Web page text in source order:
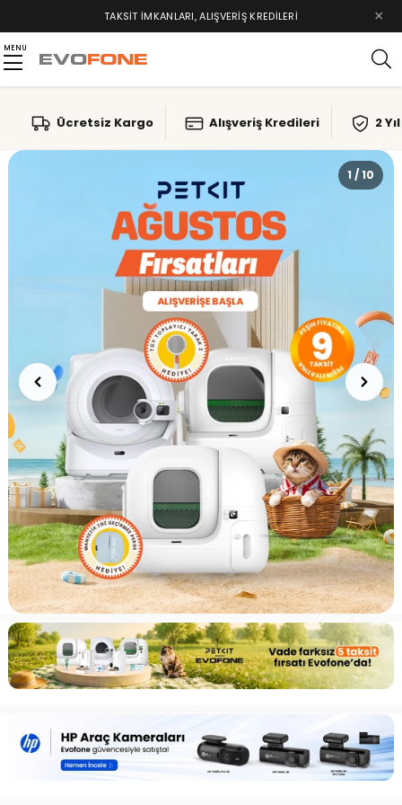
TAKSIT İMKANLARI, ALIŞVERIŞ KREDILERI ×
MENU
Ücretsiz Kargo Alışveriş Kredileri 2
1 / 10